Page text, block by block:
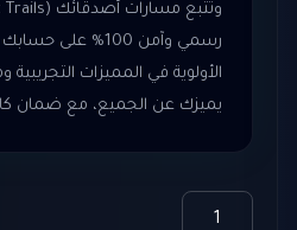
رسمي وآمن 100%
الأولوية في المميزات التجريبية
يميزك عن الجميع، مع ضمان
كمية